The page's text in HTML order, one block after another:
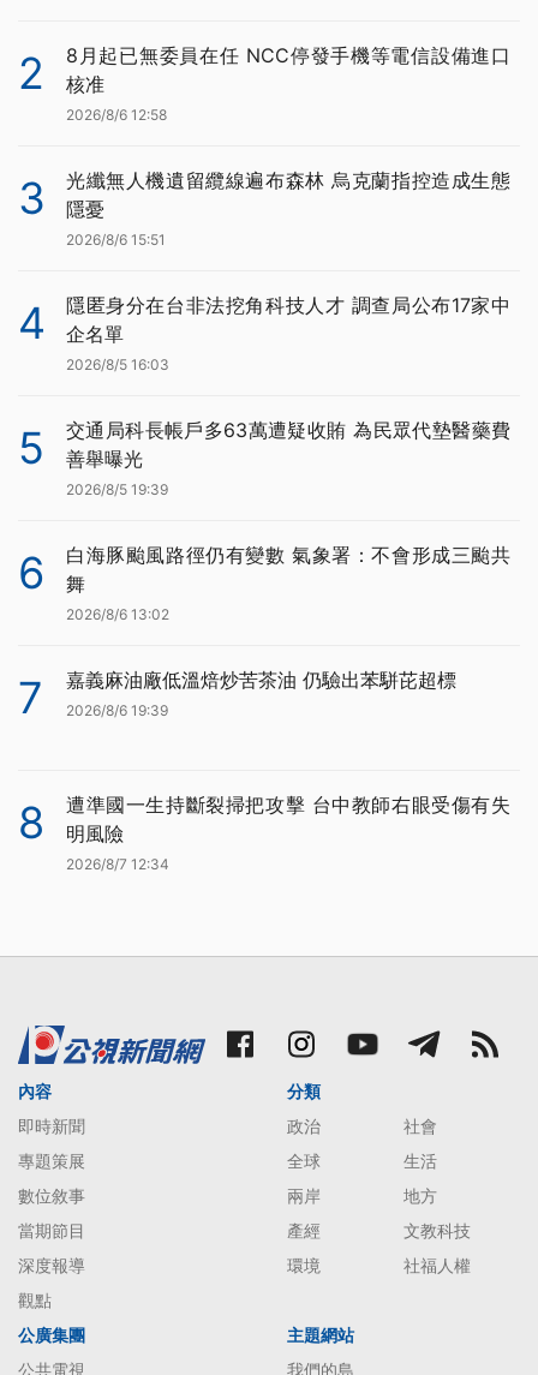
2
8月起已無委員在任 NCC停發手機等電信設備進口
核准
2026/8/6 12:58
3
光纖無人機遺留纜線遍布森林 烏克蘭指控造成生態
隱憂
2026/8/6 15:51
4
隱匿身分在台非法挖角科技人才 調查局公布17家中
企名單
2026/8/5 16:03
5
交通局科長帳戶多63萬遭疑收賄 為民眾代墊醫藥費
善舉曝光
2026/8/5 19:39
6
白海豚颱風路徑仍有變數 氣象署：不會形成三颱共
舞
2026/8/6 13:02
7 嘉義麻油廠低溫焙炒苦茶油 仍驗出苯駢芘超標
2026/8/6 19:39
8
遭準國一生持斷裂掃把攻擊 台中教師右眼受傷有失
明風險
2026/8/7 12:34
內容
即時新聞
專題策展
數位敘事
當期節目
深度報導
觀點
分類
政治
社會
全球
生活
兩岸
地方
產經
文教科技
環境
社福人權
公廣集團
公共電視
主題網站
我們的島